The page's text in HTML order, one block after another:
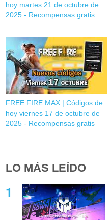
hoy martes 21 de octubre de
2025 - Recompensas gratis
FREE FIRE MAX | Códigos de
hoy viernes 17 de octubre de
2025 - Recompensas gratis
LO MÁS LEÍDO